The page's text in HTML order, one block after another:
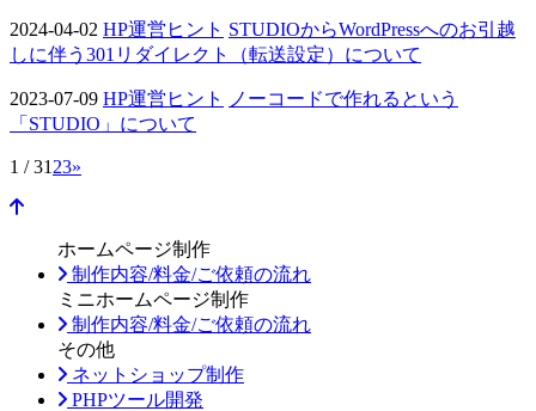
2024-04-02 HP運営ヒント STUDIOからWordPressへのお引越
しに伴う301リダイレクト（転送設定）について
2023-07-09 HP運営ヒント
ノーコードで作れるという
「STUDIO」について
1 / 31 23»
ホームページ制作
制作内容/料金/ご依頼の流れ
ミニホームページ制作
制作内容/料金/ご依頼の流れ
その他
ネットショップ制作
PHPツール開発